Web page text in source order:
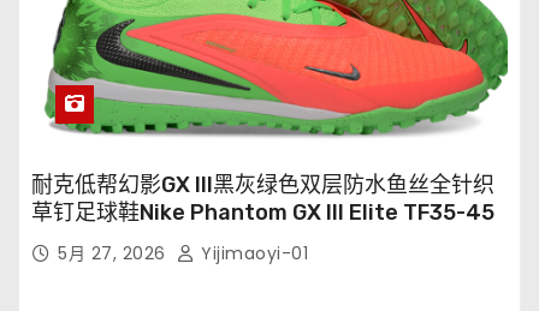
耐克低帮幻影GX III黑灰绿色双层防水鱼丝全针织
草钉足球鞋Nike Phantom GX III Elite TF35-45
5月 27, 2026 Yijimaoyi-01